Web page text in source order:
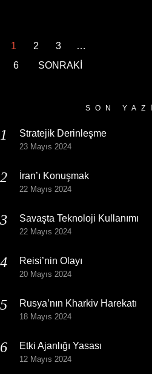
1 2 3
…
6
SONRAKİ
SON
Stratejik Derinleşme
23 Mayıs 2024
İran’ı Konuşmak
22 Mayıs 2024
Savaşta Teknoloji Kullanımı
22 Mayıs 2024
Reisi’nin Olayı
20 Mayıs 2024
Rusya’nın Kharkiv Harekatı
18 Mayıs 2024
Etki Ajanlığı Yasası
12 Mayıs 2024